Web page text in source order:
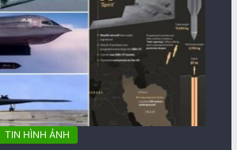
TIN HÌNH ẢNH